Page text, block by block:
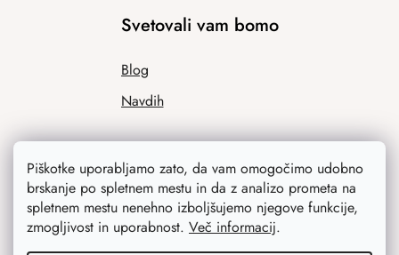
Piškotke uporabljamo zato, da vam omogočimo udobno
brskanje po spletnem mestu in da z analizo prometa na
spletnem mestu nenehno izboljšujemo njegove funkcije,
zmogljivost in uporabnost. Več informacij.
Svetovali vam bomo
Blog
Navdih